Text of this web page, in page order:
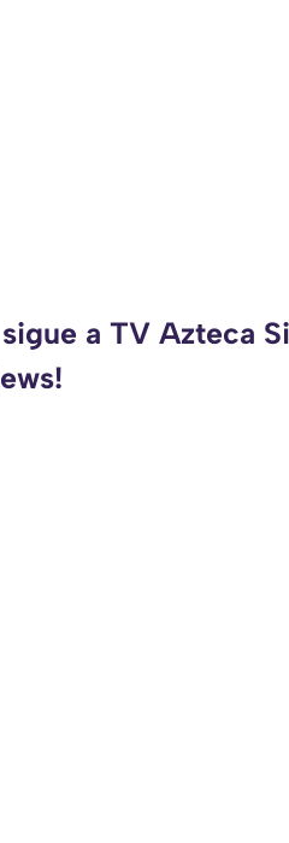
a TV Azteca